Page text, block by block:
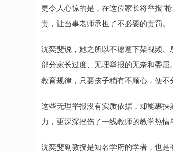
更令人心惊的是，在这位家长将举报“
责，让当事老师承担了不必要的责罚。
沈奕斐说，她之所以不愿意下架视频
部分家长过度、无理举报的无奈和委
教育规律，只要孩子稍有不顺心，便
这些无理举报没有实质依据，却能裹
力，更深深挫伤了一线教师的教学热
沈奕斐副教授是知名学府的学者，也